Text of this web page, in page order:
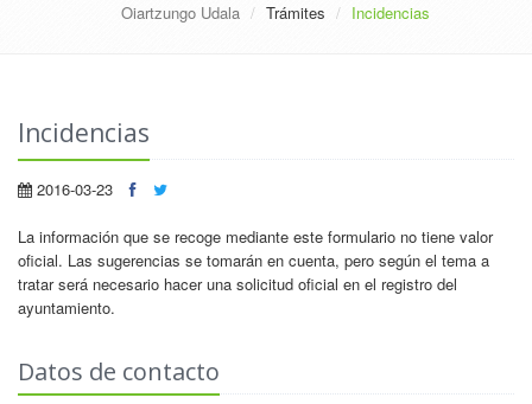
Oiartzungo Udala Trámites Incidencias
Incidencias
2016-03-23
La información que se recoge mediante este formulario no tiene valor
oficial. Las sugerencias se tomarán en cuenta, pero según el tema a
tratar será necesario hacer una solicitud oficial en el registro del
ayuntamiento.
Datos de contacto